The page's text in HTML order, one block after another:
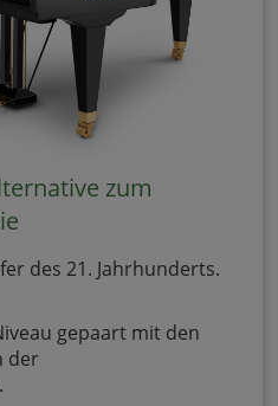
zum
des 21. Jahrhunderts.
gepaart mit den
der